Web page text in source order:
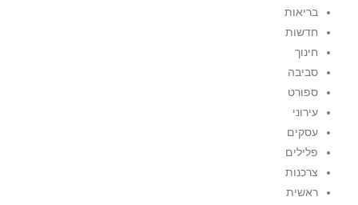
בריאות
חדשות
חינוך
סביבה
ספורט
עירוני
עסקים
פלילים
צרכנות
ראשית